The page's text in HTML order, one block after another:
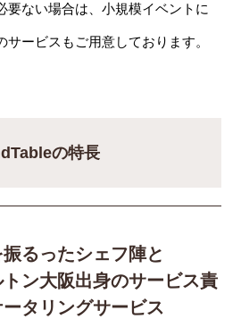
ない場合は、小規模イベントに
ービスもご用意しております。
の特長
るったシェフ陣と
ン大阪出身のサービス責
タリングサービス